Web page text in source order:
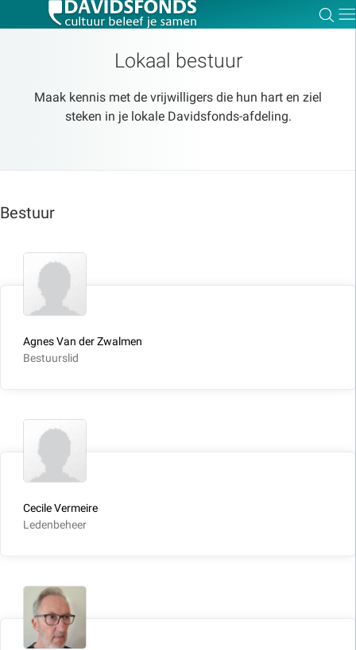
Lokaal bestuur
Maak kennis met de vrijwilligers die hun hart en ziel
steken in je lokale Davidsfonds-afdeling.
Bestuur
Agnes Van der Zwalmen
Bestuurslid
Cecile Vermeire
Ledenbeheer
Zoeken